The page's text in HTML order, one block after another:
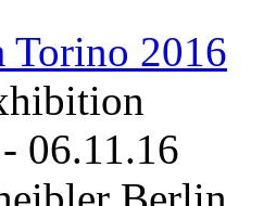
Torino 2016
- 06.11.16